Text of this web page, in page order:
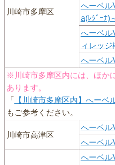
川崎市多摩区
へーベル
a(ﾚｼﾞｰﾅ)
へーベル
ィレッジ
へーベル
※川崎市多摩区内には、ほか
あります。
「
【川崎市多摩区内】へーベ
もご参考ください。
川崎市高津区
へーベル
へーベ
へーベル